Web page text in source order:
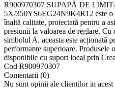
R900970307 SUPAPĂ DE
5X/350YS6EG24N9K4R12 este o
înaltă calitate, proiectată pentru a
presiunii la valoarea de reglare. Cu
simbolul A, aceasta este acționată
performanțe superioare. Produsele
disponibile cu suport local prin
Cod R900970307
Comentarii (0)
Nu sunt opinii ale clientilor in acest